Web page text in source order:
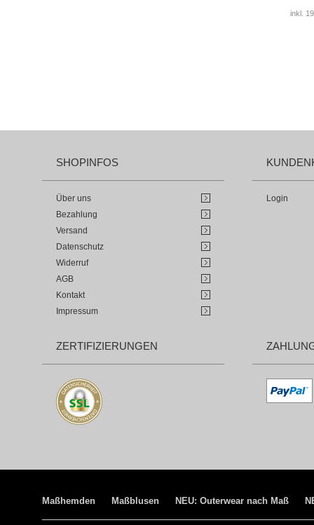
inkl.
SHOPINFOS
Über uns
Bezahlung
Versand
Datenschutz
Widerruf
AGB
Kontakt
Impressum
Login
ZERTIFIZIERUNGEN
Maßhemden Maßblusen NEU: Outerwear nach Maß